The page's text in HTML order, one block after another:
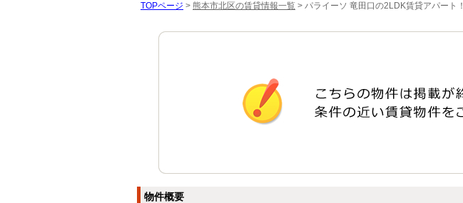
TOPページ > 熊本市北区の賃貸情報一覧 > パライーソ 竜田口の2LDK賃貸アパート！
物件概要